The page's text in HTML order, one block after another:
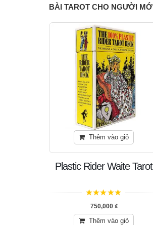
BÀI TAROT CHO NGƯỜI MỚI
Thêm vào giỏ
Plastic Rider Waite Tarot
trên 5
750,000 ₫
Thêm vào giỏ